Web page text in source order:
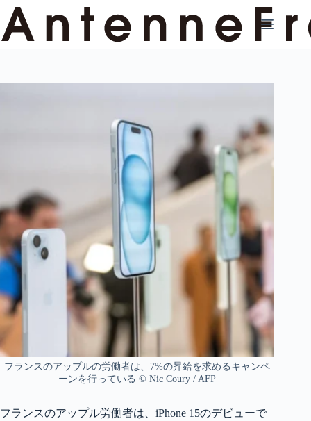
ン
テ
フランスのアップルの労働者は、7%の昇給を求めるキャンペ
ーンを行っている © Nic Coury / AFP
フランスのアップル労働者は、iPhone 15のデビューで